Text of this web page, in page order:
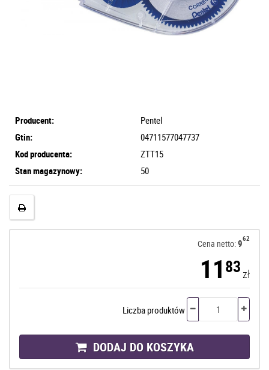
Producent:
Pentel
Gtin:
04711577047737
Kod producenta:
ZTT15
Stan magazynowy:
50
Cena netto:962
11 83 zł
Liczba produktów
DODAJ DO KOSZYKA